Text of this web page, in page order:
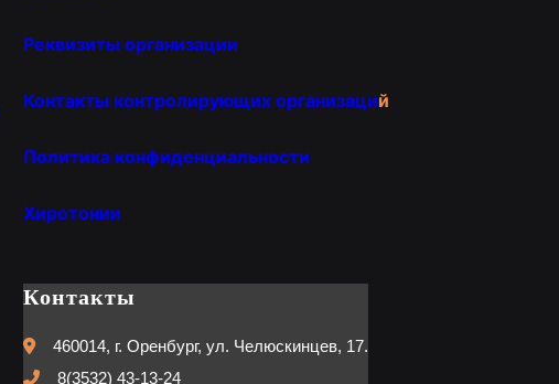
Реквизиты организации
Контакты контролирующих организаций
Политика конфиденциальности
Хиротонии
Контакты
460014, г. Оренбург, ул. Челюскинцев, 17.
8(3532) 43-13-24